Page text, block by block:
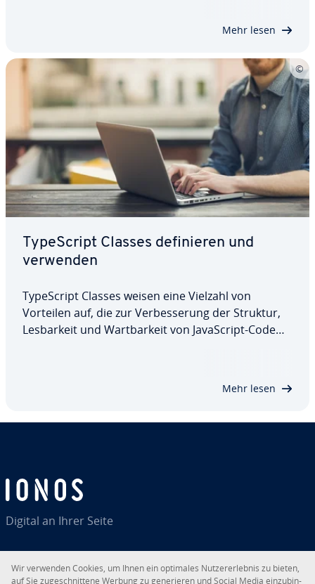
Mehr lesen
Ty­pe­Script Classes de­fi­nie­ren und
verwenden
Ty­pe­Script Classes weisen eine Vielzahl von
Vorteilen auf, die zur Ver­bes­se­rung der Struktur,
Les­bar­keit und Wart­bar­keit von Ja­va­Script-Code
Mehr lesen
Digital an Ihrer Seite
Wir verwenden Cookies, um Ihnen ein optimales Nut­zer­er­leb­nis zu bieten,
auf Sie zu­ge­schnit­te­ne Werbung zu ge­ne­rie­ren und Social Media ein­zu­bin­